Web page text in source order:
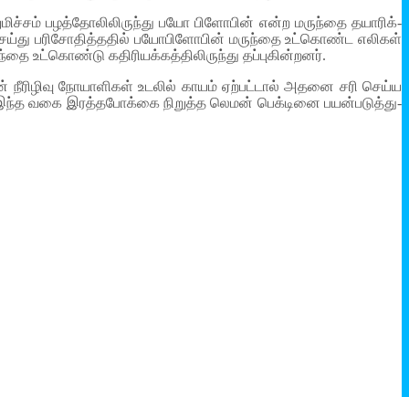
பழத்­தோ­லி­லிருந்து பயோ பிளோபின் என்ற மருந்தை தயா­ரிக்­
பரி­சோ­தித்­ததில் பயோ­பி­ளோபின் மருந்தை உட்­கொண்ட எலிகள்
உட்­கொண்டு கதி­ரி­யக்­கத்­தி­லி­ருந்து தப்­பு­கின்­றனர்.
நீரி­ழிவு நோயா­ளிகள் உடலில் காயம் ஏற்­பட்டால் அதனை சரி செய்ய
இந்த வகை இரத்­த­போக்கை நிறுத்த லெமன் ­பெக்­டினை பயன்­ப­டுத்­து­